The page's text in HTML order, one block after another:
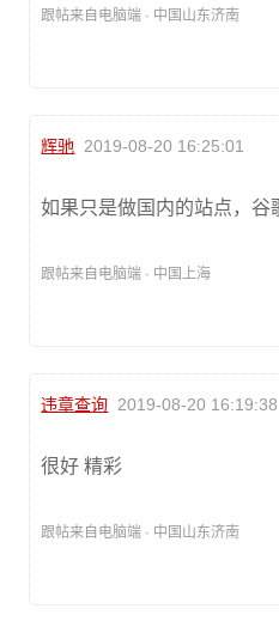
跟帖来自电脑端 · 中国山东济南
辉驰 2019-08-20 16:25:01
如果只是做国内的站点，谷
跟帖来自电脑端 · 中国上海
违章查询 2019-08-20 16:19:38
很好 精彩
跟帖来自电脑端 · 中国山东济南